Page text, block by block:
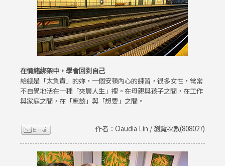
在情緒綁架中，學會回到自己
給總是「太負責」的妳，一個安頓內心的練習，很多女性，常常
不自覺地活在一種「夾層人生」裡。在母親與孩子之間，在工作
與家庭之間，在「應該」與「想要」之間。
作者：Claudia Lin / 瀏覽次數(808027)